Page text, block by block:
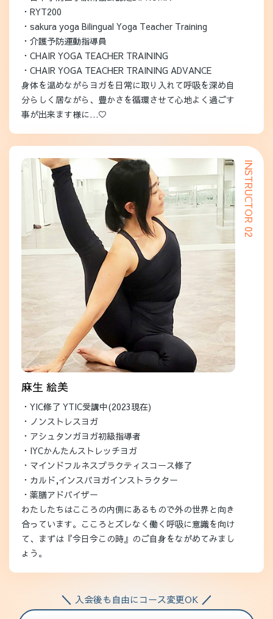
・RYT200
・sakura yoga Bilingual Yoga Teacher Training
・介護予防運動指導員
・CHAIR YOGA TEACHER TRAINING
・CHAIR YOGA TEACHER TRAINING ADVANCE
身体を温めながらヨガを日常に取り入れて呼吸を深め自
分らしく居ながら、豊かさを循環させて心地よく過ごす
事が出来ます様に…♡
INSTRUCTOR 02
麻生 絵美
・YIC修了 YTIC受講中(2023現在)
・ノンストレスヨガ
・アシュタンガヨガ初級指導者
・IYCかんたんストレッチヨガ
・マインドフルネスプラクティスコース修了
・カルド,インスパヨガインストラクター
・薬膳アドバイザー
わたしたちはこころの内側にあるもので外の世界と向き
合っています。こころとズレなく働く呼吸に意識を向け
て、まずは『今日今この時』のご自身をながめてみまし
ょう。
入会後も自由にコース変更OK